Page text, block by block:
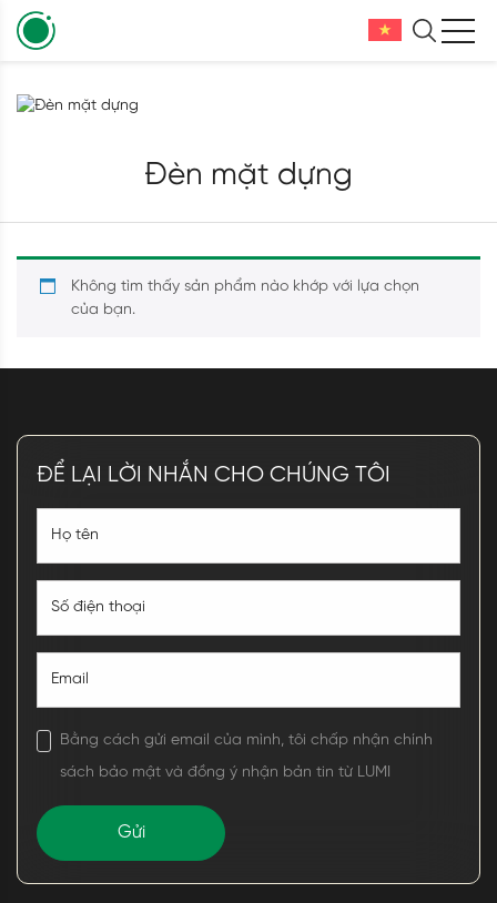
Đèn mặt dựng
Không tìm thấy sản phẩm nào khớp với lựa chọn
của bạn.
ĐỂ LẠI LỜI NHẮN CHO CHÚNG TÔI
Bằng cách gửi email của mình, tôi chấp nhận chính
sách bảo mật và đồng ý nhận bản tin từ LUMI